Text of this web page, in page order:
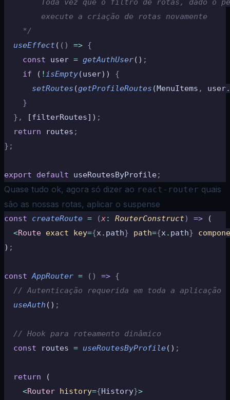
Toda vez que o filtro de rotas, dado o
        execute a criação de rotas novamente
    */
  useEffect
( () => {
    const
user = getAuthUser() ;
    if
( !isEmpty(user)) {
      setRoutes
(getProfileRoutes (MenuItems , user.
    }
  },
[filterRoutes]) ;
  return
routes ;
};
export default useRoutesByProfile;
Quase tudo ok, agora só dizer ao react-router quais
são as nossas rotas, aplicar o suspense
const createRoute = (x: RouterConstruct) => (
  <
Route exact key={x. path} path={x. path}
) ;
const AppRouter = () => {
  // Autenticação requerida em toda a aplicação
  useAuth
() ;
  // Hook para roteamento dinâmico
  const
routes = useRoutesByProfile() ;
  return
(
    <
Router history={History}>